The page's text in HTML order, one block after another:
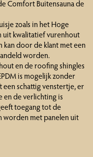
Comfort Buitensauna de
zoals in het Hoge
kwalitatief vurenhout
kan door de klant met een
worden.
en de roofing shingles
is mogelijk zonder
schattig venstertje, er
en de verlichting is
toegang tot de
worden met panelen uit